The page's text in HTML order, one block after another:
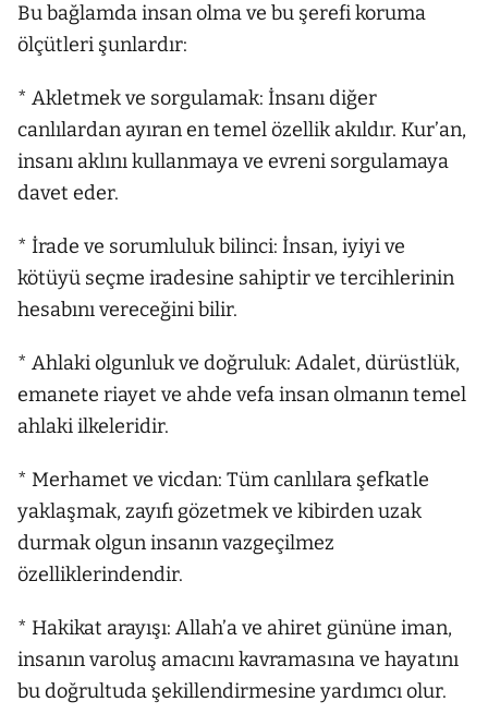
Bu bağlamda insan olma ve bu şerefi koruma
ölçütleri şunlardır:
* Akletmek ve sorgulamak: İnsanı diğer
canlılardan ayıran en temel özellik akıldır. Kur’an,
insanı aklını kullanmaya ve evreni sorgulamaya
davet eder.
* İrade ve sorumluluk bilinci: İnsan, iyiyi ve
kötüyü seçme iradesine sahiptir ve tercihlerinin
hesabını vereceğini bilir.
* Ahlaki olgunluk ve doğruluk: Adalet, dürüstlük,
emanete riayet ve ahde vefa insan olmanın temel
ahlaki ilkeleridir.
* Merhamet ve vicdan: Tüm canlılara şefkatle
yaklaşmak, zayıfı gözetmek ve kibirden uzak
durmak olgun insanın vazgeçilmez
özelliklerindendir.
* Hakikat arayışı: Allah’a ve ahiret gününe iman,
insanın varoluş amacını kavramasına ve hayatını
bu doğrultuda şekillendirmesine yardımcı olur.